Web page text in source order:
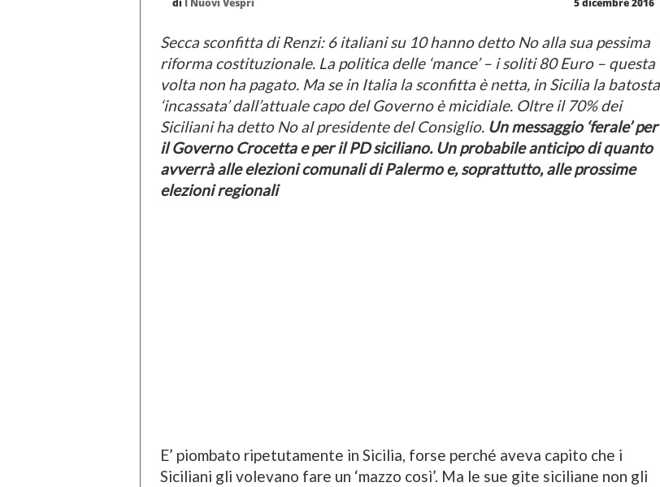
di I Nuovi Vespri 5 dicembre 2016
Secca sconfitta di Renzi: 6 italiani su 10 hanno detto No alla sua pessima
riforma costituzionale. La politica delle ‘mance’ – i soliti 80 Euro – questa
volta non ha pagato. Ma se in Italia la sconfitta è netta, in Sicilia la batosta
‘incassata’ dall’attuale capo del Governo è micidiale. Oltre il 70% dei
Siciliani ha detto No al presidente del Consiglio. Un messaggio ‘ferale’ per
il Governo Crocetta e per il PD siciliano. Un probabile anticipo di quanto
avverrà alle elezioni comunali di Palermo e, soprattutto, alle prossime
elezioni regionali
E’ piombato ripetutamente in Sicilia, forse perché aveva capito che i
Siciliani gli volevano fare un ‘mazzo così’. Ma le sue gite siciliane non gli